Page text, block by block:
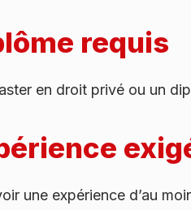
requis
en droit privé ou un
une expérience d’au